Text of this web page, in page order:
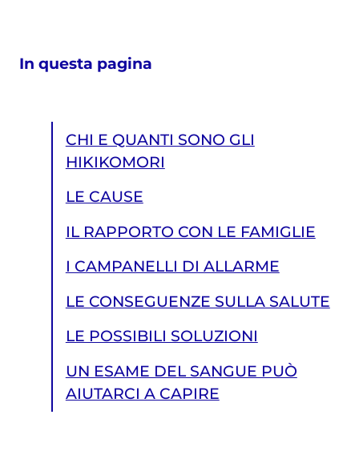
In questa pagina
CHI E QUANTI SONO GLI
HIKIKOMORI
LE CAUSE
IL RAPPORTO CON LE FAMIGLIE
I CAMPANELLI DI ALLARME
LE CONSEGUENZE SULLA SALUTE
LE POSSIBILI SOLUZIONI
UN ESAME DEL SANGUE PUÒ
AIUTARCI A CAPIRE